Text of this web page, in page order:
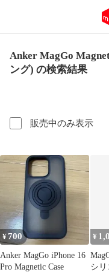
Anker MagGo
ング) の検索結果
販売中のみ表示
¥700
Anker MagGo iPhone 16
Pro Magnetic Case
¥
シ